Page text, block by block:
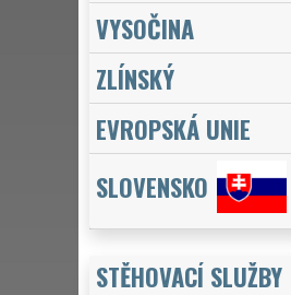
VYSOČINA
ZLÍNSKÝ
EVROPSKÁ UNIE
SLOVENSKO
STĚHOVACÍ SLUŽBY